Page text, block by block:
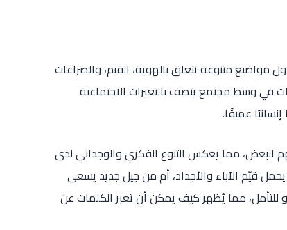
مواضيع متنوعة تتعلق بالهوية، القيم، والصراعات
في وسط مجتمع يتصف بالتغيرات الاجتماعية
عميقًا.
البعض، مما يعكس التنوع الفكري والوجداني لدى
قيّم الآباء والأجداد، أم من جيل جديد يسعى
مما يُظهر كيف يمكن أن تعبر الكلمات عن